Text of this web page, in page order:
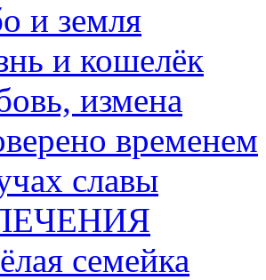
и земля
и кошелёк
измена
временем
славы
семейка